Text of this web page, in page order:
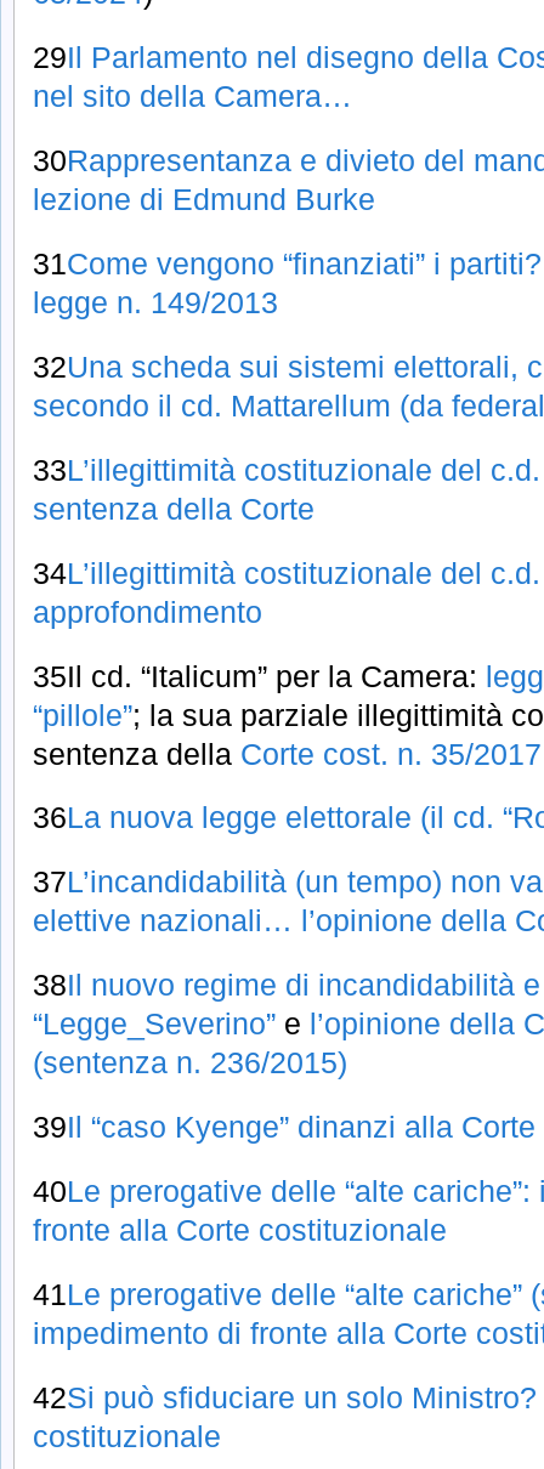
29Il Parlamento nel disegno della
nel sito della Camera…
30Rappresentanza e divieto del
lezione di Edmund Burke
31Come vengono “finanziati” i
legge n. 149/2013
32Una scheda sui sistemi elettorali,
secondo il cd. Mattarellum (da
33L’illegittimità costituzionale del
sentenza della Corte
34L’illegittimità costituzionale del
approfondimento
35Il cd. “Italicum” per la Camera:
“pillole”; la sua parziale illegittimità
sentenza della Corte cost. n. 35/2017
36La nuova legge elettorale (il cd.
37L’incandidabilità (un tempo) non
elettive nazionali… l’opinione della
38Il nuovo regime di incandidabilità
“Legge_Severino” e l’opinione della
(sentenza n. 236/2015)
39Il “caso Kyenge” dinanzi alla
40Le prerogative delle “alte cariche”:
fronte alla Corte costituzionale
41Le prerogative delle “alte cariche”
impedimento di fronte alla Corte
42Si può sfiduciare un solo
costituzionale